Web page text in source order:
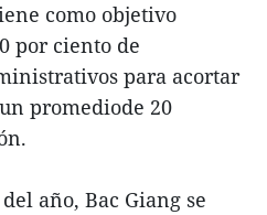
como objetivo
por ciento de
para acortar
promediode 20
año, Bac Giang se